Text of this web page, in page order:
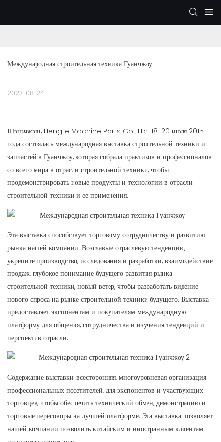
Международная строительная техника Гуанчжоу
2023-08-24
Шэньчжэнь Hengte Machine Parts Co., Ltd. 18-20 июля 2015
года состоялась международная выставка строительной техники и
запчастей в Гуанчжоу, которая собрала практиков и профессионалов
со всего мира в отрасли строительной техники, чтобы
продемонстрировать новые продукты и технологии в отрасли
строительной техники и ее применения.
Эта выставка способствует торговому сотрудничеству и развитию
рынка нашей компании. Возглавьте отраслевую тенденцию,
укрепите производство, исследования и разработки, взаимодействие
продаж, глубокое понимание будущего развития рынка
строительной техники, новый ветер, чтобы разработать видение
нового спроса на рынке строительной техники будущего. Выставка
предоставляет экспонентам и покупателям международную
платформу для общения, сотрудничества и изучения тенденций и
перспектив отрасли.
Содержание выставки, всесторонняя, многоуровневая организация
профессиональных посетителей, для экспонентов и участвующих
торговцев, чтобы обеспечить технический обмен, демонстрацию и
торговые переговоры на лучшей платформе. Эта выставка позволяет
нашей компании позволить китайским и иностранным клиентам